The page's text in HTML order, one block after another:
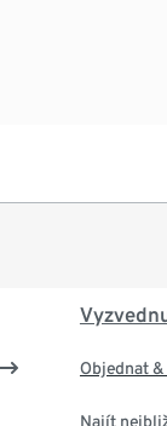
Objednat
Najít